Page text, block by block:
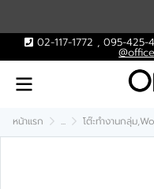
02-117-1772 , 095-425-
หน้าแรก ... โต๊ะทำงานกลุ่ม